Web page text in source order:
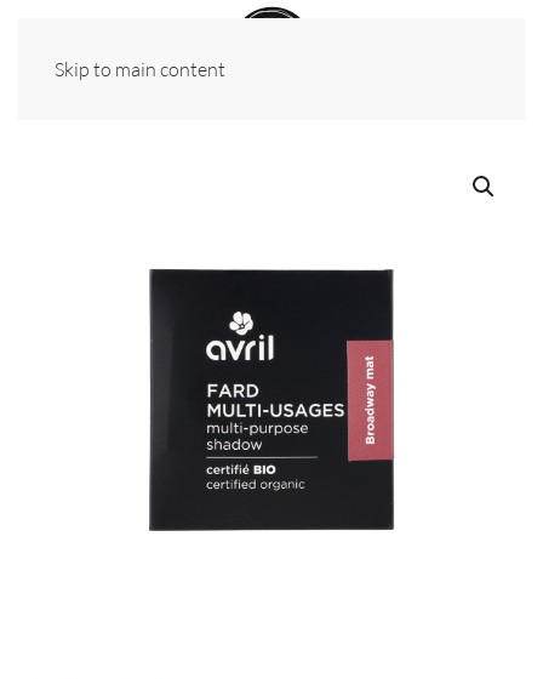
Skip to main content